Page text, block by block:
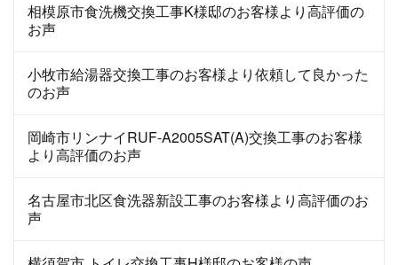
相模原市食洗機交換工事K様邸のお客様より高評価の
お声
小牧市給湯器交換工事のお客様より依頼して良かった
のお声
岡崎市リンナイRUF-A2005SAT(A)交換工事のお客様
より高評価のお声
名古屋市北区食洗器新設工事のお客様より高評価のお
声